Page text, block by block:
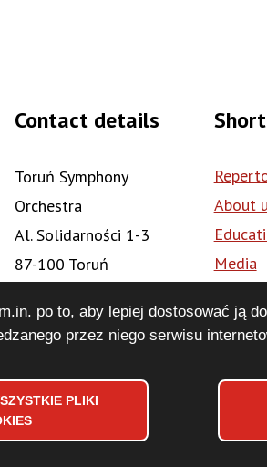
po to, aby lepiej dostosować ją
przez niego serwisu
PLIKI
Contact details
Toruń Symphony
Orchestra
Al. Solidarności 1-3
87-100 Toruń
sekretariat@tos.art.pl
About
Media